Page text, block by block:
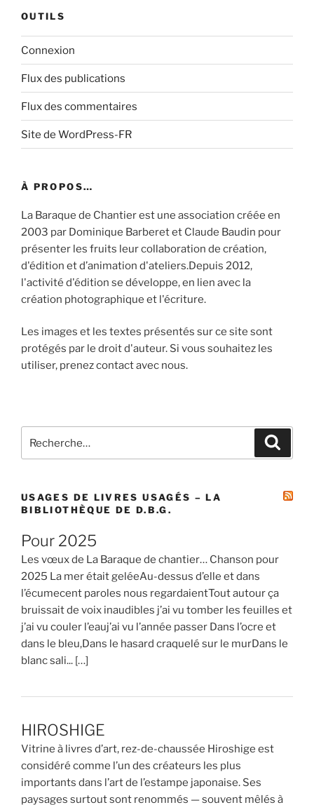
OUTILS
Connexion
Flux des publications
Flux des commentaires
Site de WordPress-FR
À PROPOS…
La Baraque de Chantier est une association créée en
2003 par Dominique Barberet et Claude Baudin pour
présenter les fruits leur collaboration de création,
d'édition et d’animation d'ateliers.Depuis 2012,
l'activité d'édition se développe, en lien avec la
création photographique et l'écriture.
Les images et les textes présentés sur ce site sont
protégés par le droit d'auteur. Si vous souhaitez les
utiliser, prenez contact avec nous.
pour
USAGES DE LIVRES USAGÉS – LA
BIBLIOTHÈQUE DE D.B.G.
Pour 2025
Les vœux de La Baraque de chantier… Chanson pour
2025 La mer était geléeAu-dessus d’elle et dans
l’écumecent paroles nous regardaientTout autour ça
bruissait de voix inaudibles j’ai vu tomber les feuilles et
j’ai vu couler l’eauj’ai vu l’année passer Dans l’ocre et
dans le bleu,Dans le hasard craquelé sur le murDans le
blanc sali... […]
HIROSHIGE
Vitrine à livres d’art, rez-de-chaussée Hiroshige est
considéré comme l’un des créateurs les plus
importants dans l’art de l’estampe japonaise. Ses
paysages surtout sont renommés — souvent mêlés à